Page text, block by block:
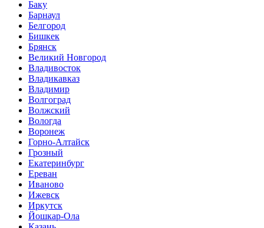
Баку
Барнаул
Белгород
Бишкек
Брянск
Великий Новгород
Владивосток
Владикавказ
Владимир
Волгоград
Волжский
Вологда
Воронеж
Горно-Алтайск
Грозный
Екатеринбург
Ереван
Иваново
Ижевск
Иркутск
Йошкар-Ола